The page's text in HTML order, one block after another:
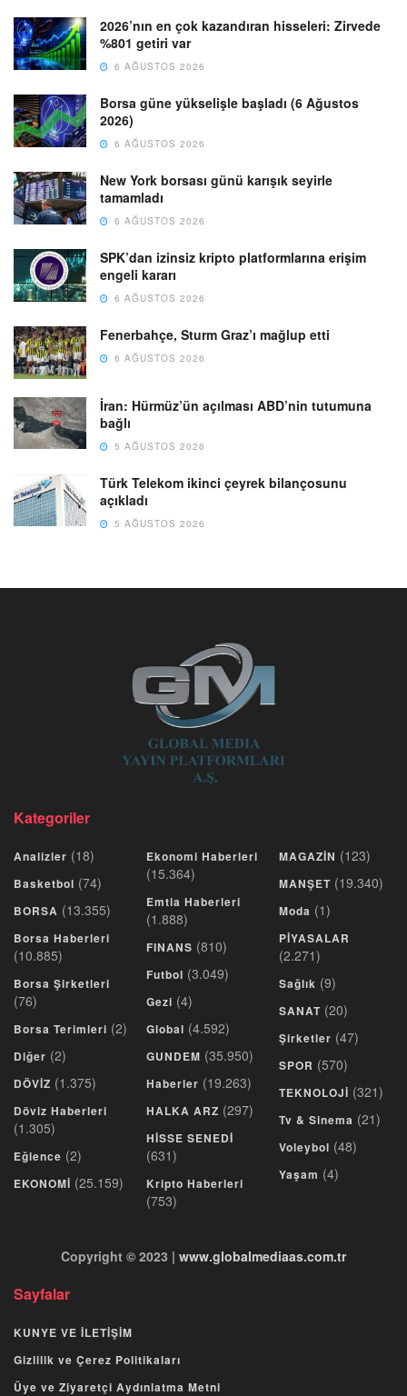
2026’nın en çok kazandıran hisseleri: Zirvede
%801 getiri var
6 AĞUSTOS 2026
Borsa güne yükselişle başladı (6 Ağustos
2026)
6 AĞUSTOS 2026
New York borsası günü karışık seyirle
tamamladı
6 AĞUSTOS 2026
SPK’dan izinsiz kripto platformlarına erişim
engeli kararı
6 AĞUSTOS 2026
Fenerbahçe, Sturm Graz’ı mağlup etti
6 AĞUSTOS 2026
İran: Hürmüz’ün açılması ABD’nin tutumuna
bağlı
5 AĞUSTOS 2026
Türk Telekom ikinci çeyrek bilançosunu
açıkladı
5 AĞUSTOS 2026
Kategoriler
Analizler (18)
Basketbol (74)
BORSA (13.355)
Borsa Haberleri
(10.885)
Borsa Şirketleri
(76)
Borsa Terimleri (2)
Diğer (2)
DÖVİZ (1.375)
Döviz Haberleri
(1.305)
Eğlence (2)
EKONOMİ (25.159)
Ekonomi Haberleri
(15.364)
Emtia Haberleri
(1.888)
FINANS (810)
Futbol (3.049)
Gezi (4)
Global (4.592)
GUNDEM (35.950)
Haberler (19.263)
HALKA ARZ (297)
HİSSE SENEDİ
(631)
Kripto Haberleri
(753)
MAGAZİN (123)
MANŞET (19.340)
Moda (1)
PİYASALAR
(2.271)
Sağlık (9)
SANAT (20)
Şirketler (47)
SPOR (570)
TEKNOLOJİ (321)
Tv & Sinema (21)
Voleybol (48)
Yaşam (4)
Copyright © 2023 | www.globalmediaas.com.tr
Sayfalar
KUNYE VE İLETİŞİM
Gizlilik ve Çerez Politikaları
Üye ve Ziyaretçi Aydınlatma Metni